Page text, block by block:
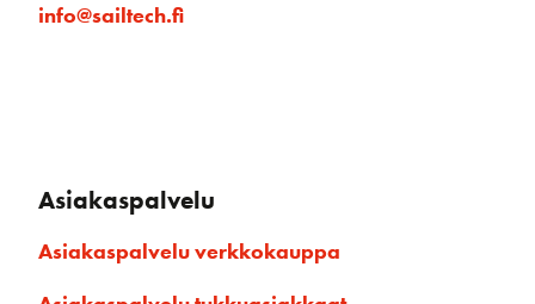
info@sailtech.fi
Asiakaspalvelu
Asiakaspalvelu verkkokauppa